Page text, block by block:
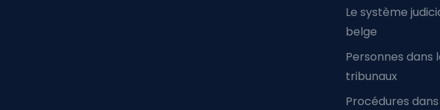
Le système
belge
Personnes dans
tribunaux
Procédures